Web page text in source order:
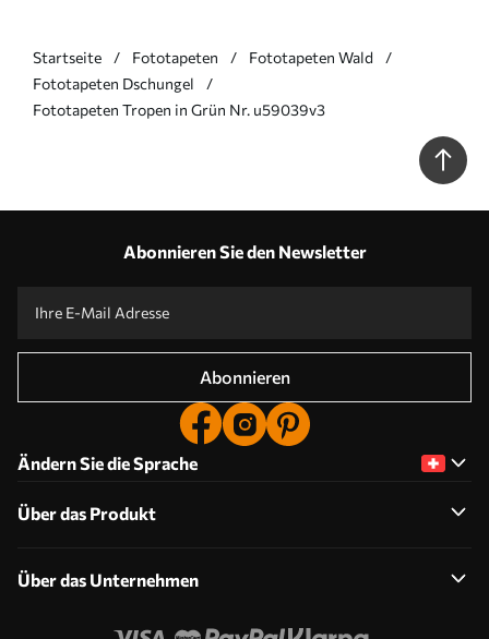
Startseite Fototapeten
Fototapeten Wald
Fototapeten Dschungel
Fototapeten Tropen in Grün Nr. u59039v3
Abonnieren Sie den Newsletter
Abonnieren
Ändern Sie die Sprache
Über das Produkt
Über das Unternehmen